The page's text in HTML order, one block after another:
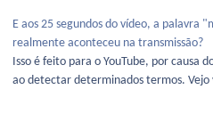
E aos 25 segundos do vídeo, a palavra
realmente aconteceu na transmissão?
Isso é feito para o YouTube, por causa
ao detectar determinados termos. Vejo